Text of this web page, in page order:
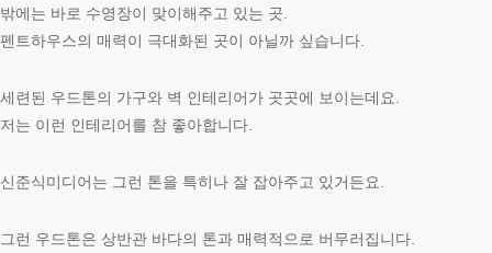
밖에는 바로 수영장이 맞이해주고 있는 곳.
펜트하우스의 매력이 극대화된 곳이 아닐까 싶습니다.
세련된 우드톤의 가구와 벽 인테리어가 곳곳에 보이는데요.
저는 이런 인테리어를 참 좋아합니다.
신준식미디어는 그런 톤을 특히나 잘 잡아주고 있거든요.
그런 우드톤은 상반관 바다의 톤과 매력적으로 버무러집니다.